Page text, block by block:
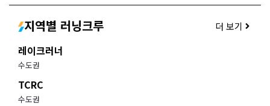
지역별 러닝크루 더 보기
레이크러너
수도권
TCRC
수도권